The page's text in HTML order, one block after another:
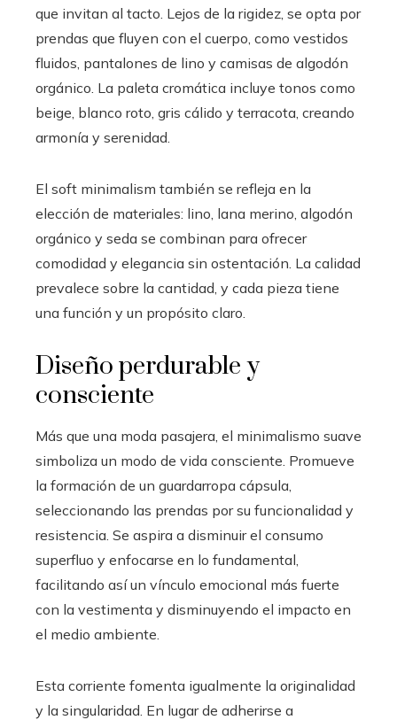
que invitan al tacto. Lejos de la rigidez, se opta por
prendas que fluyen con el cuerpo, como vestidos
fluidos, pantalones de lino y camisas de algodón
orgánico. La paleta cromática incluye tonos como
beige, blanco roto, gris cálido y terracota, creando
armonía y serenidad.
El soft minimalism también se refleja en la
elección de materiales: lino, lana merino, algodón
orgánico y seda se combinan para ofrecer
comodidad y elegancia sin ostentación. La calidad
prevalece sobre la cantidad, y cada pieza tiene
una función y un propósito claro.
Diseño perdurable y
consciente
Más que una moda pasajera, el minimalismo suave
simboliza un modo de vida consciente. Promueve
la formación de un guardarropa cápsula,
seleccionando las prendas por su funcionalidad y
resistencia. Se aspira a disminuir el consumo
superfluo y enfocarse en lo fundamental,
facilitando así un vínculo emocional más fuerte
con la vestimenta y disminuyendo el impacto en
el medio ambiente.
Esta corriente fomenta igualmente la originalidad
y la singularidad. En lugar de adherirse a